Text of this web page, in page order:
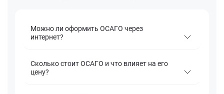
Можно ли оформить ОСАГО через
интернет?
Сколько стоит ОСАГО и что влияет на его
цену?